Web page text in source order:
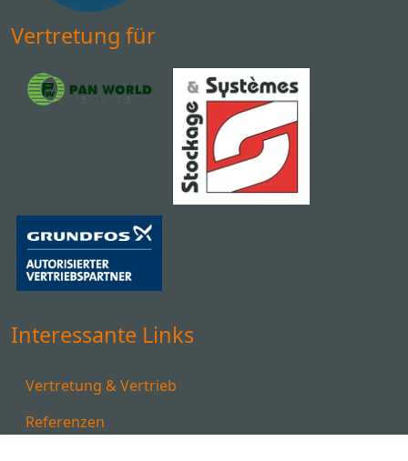
Vertretung für
Interessante Links
Vertretung & Vertrieb
Referenzen